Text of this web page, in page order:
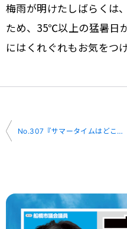
梅雨が明けたしばらくは
ため、35℃以上の猛暑日
にはくれぐれもお気をつ
投
ゲ
No.307『サマータイムはどこへ』